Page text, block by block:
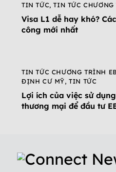
TIN TỨC,TIN TỨC
Visa L1 dễ hay khó?
công mới nhất
TIN TỨC CHƯƠNG TRÌNH
ĐỊNH CƯ MỸ,TIN TỨC
Lợi ích của việc sử
thương mại để đầu tư